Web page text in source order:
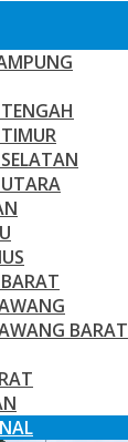
BARAT